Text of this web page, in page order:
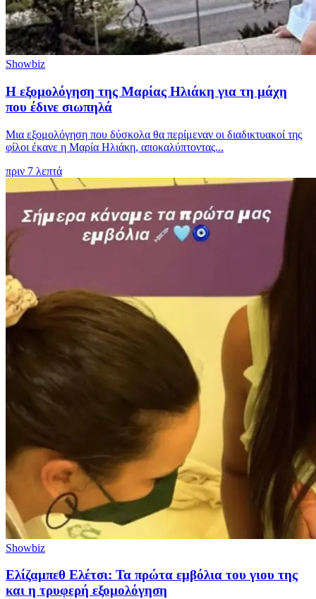
Showbiz
Η εξομολόγηση της Μαρίας Ηλιάκη για τη μάχη
που έδινε σιωπηλά
Μια εξομολόγηση που δύσκολα θα περίμεναν οι διαδικτυακοί της
φίλοι έκανε η Μαρία Ηλιάκη, αποκαλύπτοντας...
πριν 7 λεπτά
Showbiz
Ελίζαμπεθ Ελέτσι: Τα πρώτα εμβόλια του γιου της
και η τρυφερή εξομολόγηση